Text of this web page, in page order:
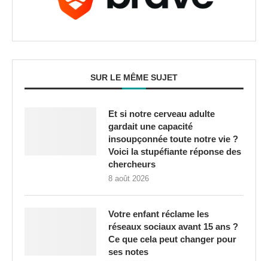
SUR LE MÊME SUJET
Et si notre cerveau adulte
gardait une capacité
insoupçonnée toute notre vie ?
Voici la stupéfiante réponse des
chercheurs
8 août 2026
Votre enfant réclame les
réseaux sociaux avant 15 ans ?
Ce que cela peut changer pour
ses notes